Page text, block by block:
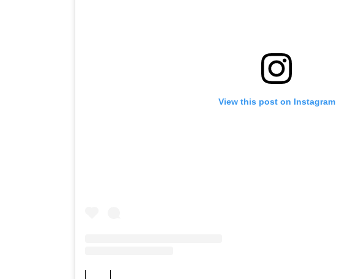
View this post on Instagram